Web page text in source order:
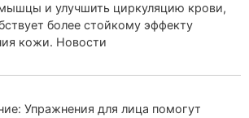
и улучшить циркуляцию крови,
более стойкому эффекту
кожи. Новости
Упражнения для лица помогут